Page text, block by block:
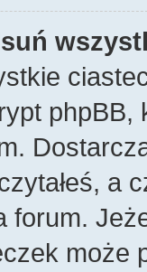
a
forum.
może